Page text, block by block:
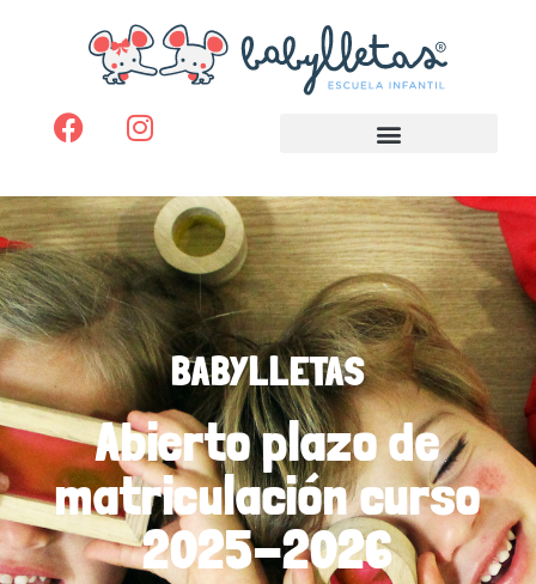
BABYLLETAS
Abierto plazo de
matriculación curso
2025-2026